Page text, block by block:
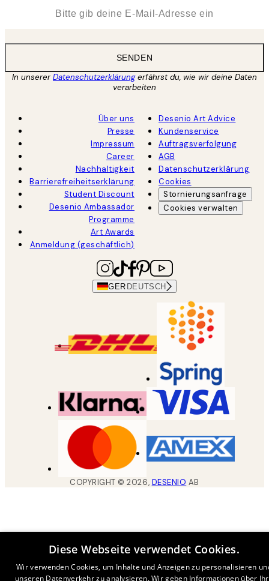
SENDEN
In unsererDatenschutzerklärungerfährst du, wie wir deine Daten
verarbeiten
Über uns
Presse
Impressum
Career
Nachhaltigkeit
Barrierefreiheitserklärung
Student Discount
Desenio Ambassador
Programme
Art Awards
Anmeldung (geschäftlich)
Desenio Art Advice
Kundenservice
Auftragsverfolgung
AGB
Datenschutzerklärung
Cookies
Stornierungsanfrage
Cookies verwalten
GER DEUTSCH
COPYRIGHT ©2026, DESENIO AB
Diese Webseite verwendet Cookies.
Wir verwenden Cookies, um Inhalte und Anzeigen zu personalisieren
unseren Datenverkehr zu analysieren. Wir geben Informationen über